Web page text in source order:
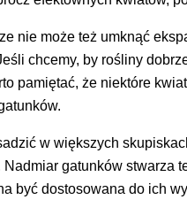
nie może też umknąć
chcemy, by rośliny
pamiętać, że niektóre
w większych
gatunków stwarza
być dostosowana do ich